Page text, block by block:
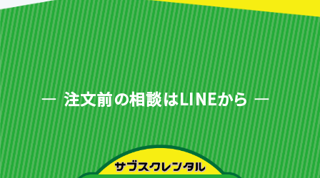
注文前の相談はLINEから